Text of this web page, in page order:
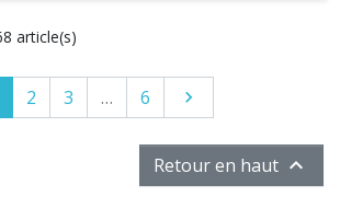
article(s)
2 3 … 6 Suivant

Retour en haut 